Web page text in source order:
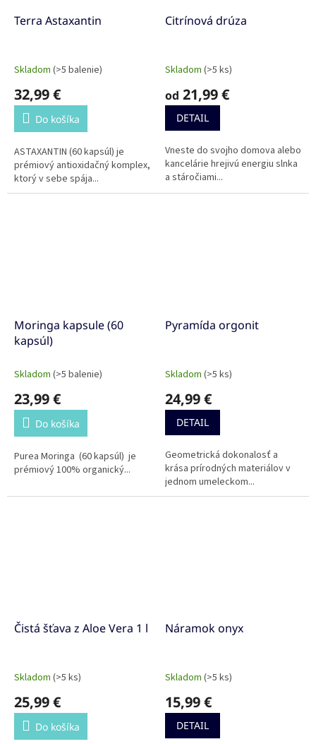
Terra Astaxantin
Skladom (>5 balenie)
32,99 €
Do košíka
ASTAXANTIN (60 kapsúl) je
prémiový antioxidačný komplex,
ktorý v sebe spája...
Citrínová drúza
Skladom (>5 ks)
od 21,99 €
DETAIL
Vneste do svojho domova alebo
kancelárie hrejivú energiu slnka
a stáročiami...
Moringa kapsule (60
kapsúl)
Skladom (>5 balenie)
23,99 €
Do košíka
Purea Moringa (60 kapsúl) je
prémiový 100% organický...
Pyramída orgonit
Skladom (>5 ks)
24,99 €
DETAIL
Geometrická dokonalosť a
krása prírodných materiálov v
jednom umeleckom...
Čistá šťava z Aloe Vera 1 l
Skladom (>5 ks)
25,99 €
Do košíka
Náramok onyx
Skladom (>5 ks)
15,99 €
DETAIL